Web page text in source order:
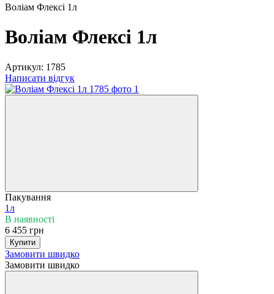
Воліам Флексі 1л
Воліам Флексі 1л
Артикул: 1785
Написати відгук
Пакування
1л
В наявності
6 455 грн
Купити
Замовити швидко
Замовити швидко